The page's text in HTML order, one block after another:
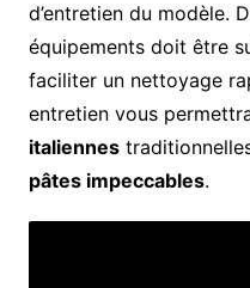
d’entretien du modèle.
équipements doit être
faciliter un nettoyage
entretien vous
italiennes
pâtes impeccables.